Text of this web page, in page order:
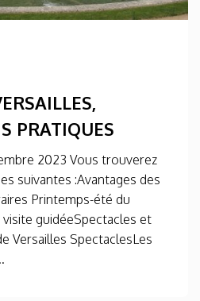
PRATIQUES
2023 Vous trouverez
suivantes :Avantages des
Printemps-été du
guidéeSpectacles et
Versailles SpectaclesLes